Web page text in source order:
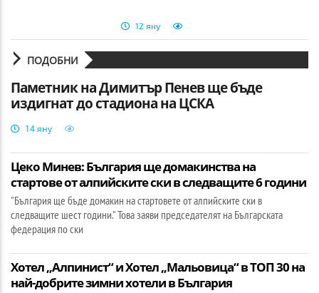
12 яну
ПОДОБНИ
Паметник на Димитър Пенев ще бъде
издигнат до стадиона на ЦСКА
14 яну
Цеко Минев: България ще домакинства на
стартове от алпийските ски в следващите 6 години
"България ще бъде домакин на стартовете от алпийските ски в
следващите шест години." Това заяви председателят на Българската
федерация по ски
Хотел „Алпинист“ и Хотел „Мальовица“ в ТОП 30 на
най-добрите зимни хотели в България